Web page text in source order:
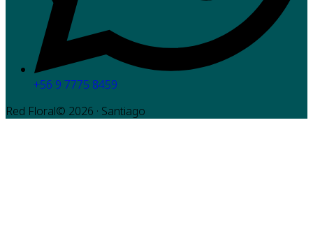
+56 9 7775 8459
Red Floral© 2026 · Santiago